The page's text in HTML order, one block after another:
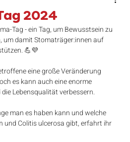
2024
Tag - ein Tag, um Bewusstsein zu
um damit Stomaträger:innen auf
💪💜
eine große Veränderung
es kann auch eine enorme
Lebensqualität verbessern.
man es haben kann und welche
und Colitis ulcerosa gibt, erfahrt ihr